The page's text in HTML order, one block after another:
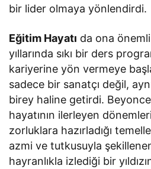
bir lider olmaya yönlendirdi.
Eğitim Hayatı da ona
yıllarında sıkı bir ders
kariyerine yön vermeye
sadece bir sanatçı değil,
birey haline getirdi.
hayatının ilerleyen
zorluklara hazırladığı
azmi ve tutkusuyla
hayranlıkla izlediği bir